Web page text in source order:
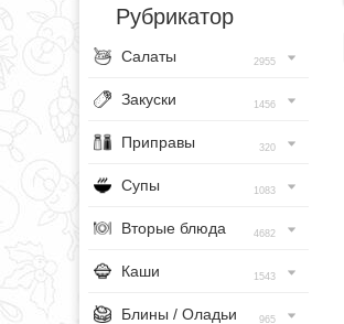
Рубрикатор
Салаты 2955
Закуски 1456
Приправы 320
Супы 1083
Вторые блюда 4682
Каши 1543
Блины / Оладьи 965